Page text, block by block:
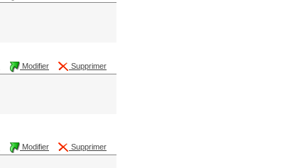
Modifier Supprimer
Modifier Supprimer